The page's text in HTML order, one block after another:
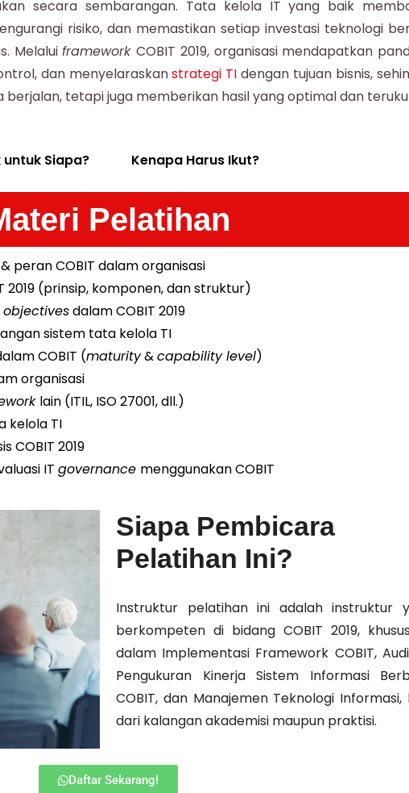
secara sembarangan. Tata kelola IT yang baik
risiko, dan memastikan setiap investasi teknologi
MelaluiframeworkCOBIT 2019, organisasi mendapatkan
dan menyelaraskanstrategi TI dengan tujuan bisnis,
berjalan, tetapi juga memberikan hasil yang optimal dan
Siapa? Kenapa Harus Ikut?
Pelatihan
& peran COBIT dalam organisasi
2019 (prinsip, komponen, dan struktur)
dalam COBIT 2019
sistem tata kelola TI
COBIT (maturity&capability level)
organisasi
lain (ITIL, ISO 27001, dll.)
kelola TI
COBIT 2019
IT governance menggunakan COBIT
Siapa Pembicara
Pelatihan Ini?
Instruktur pelatihan ini adalah instruktur
berkompeten di bidang COBIT 2019,
dalam Implementasi Framework COBIT,
Pengukuran Kinerja Sistem Informasi
COBIT, dan Manajemen Teknologi Informasi,
dari kalangan akademisi maupun praktisi.
Daftar Sekarang!